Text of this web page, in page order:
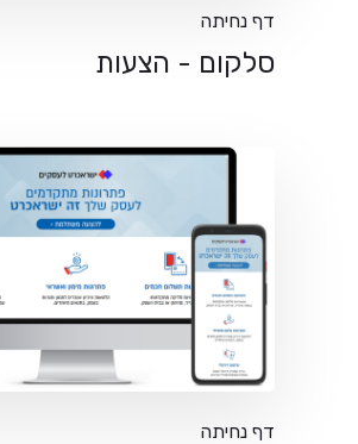
דף נחיתה
סלקום - הצעות
דף נחיתה